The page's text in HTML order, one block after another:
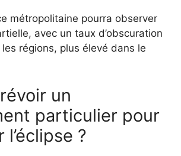
métropolitaine pourra observer
avec un taux d’obscuration
régions, plus élevé dans le
un
particulier pour
?